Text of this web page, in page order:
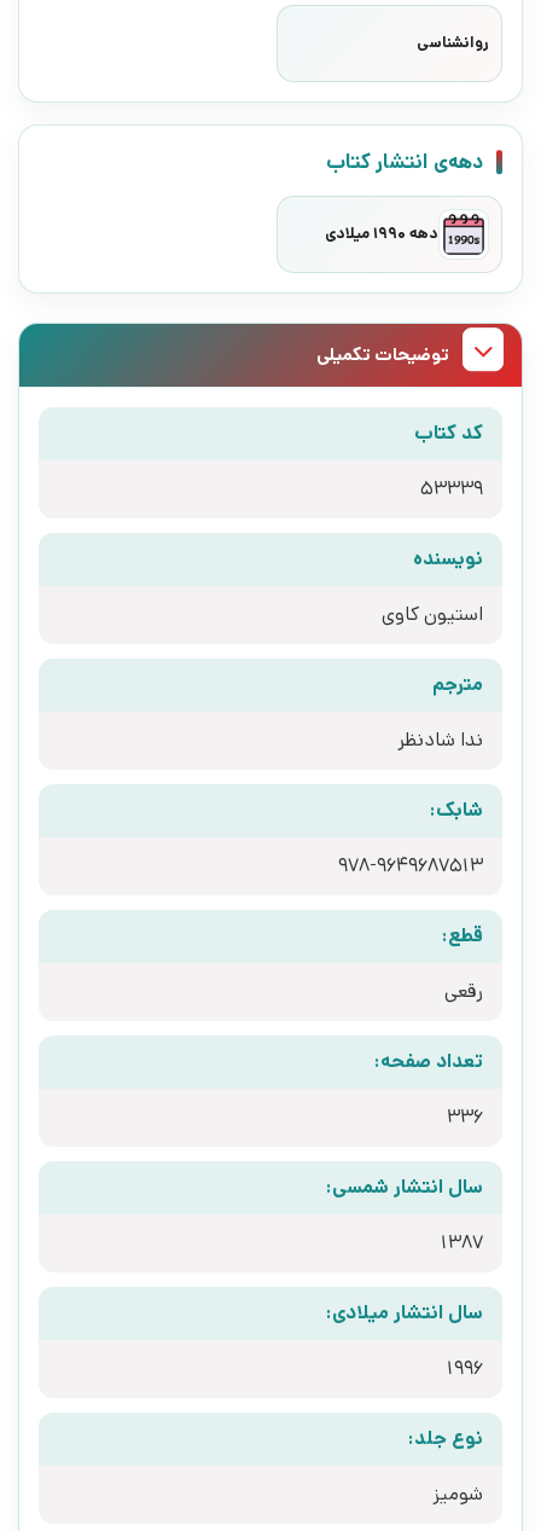
روانشناسی
دهه‌ی انتشار کتاب
دهه 1990 میلادی
توضیحات تکمیلی
کد کتاب
53339
نویسنده
استیون کاوی
مترجم
ندا شادنظر
شابک:
978-9649687513
قطع:
رقعی
تعداد صفحه:
336
سال انتشار شمسی:
1387
سال انتشار میلادی:
1996
نوع جلد:
شومیز